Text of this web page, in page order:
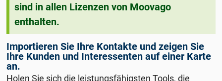
sind in allen Lizenzen von Moovago
enthalten.
Importieren Sie Ihre Kontakte und zeigen Sie
Ihre Kunden und Interessenten auf einer Karte
an.
Holen Sie sich die leistungsfähigsten Tools, die